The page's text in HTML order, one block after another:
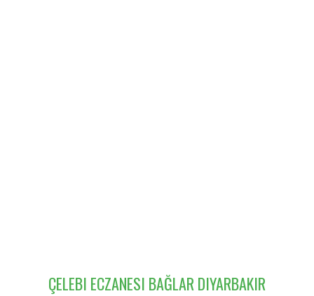
ÇELEBI ECZANESI BAĞLAR DIYARBAKIR